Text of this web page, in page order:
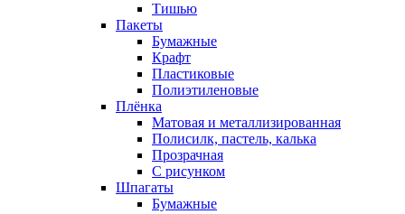
Тишью
Пакеты
Бумажные
Крафт
Пластиковые
Полиэтиленовые
Плёнка
Матовая и металлизированная
Полисилк, пастель, калька
Прозрачная
С рисунком
Шпагаты
Бумажные